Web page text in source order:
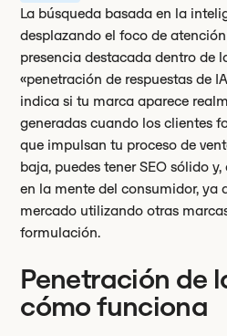
La búsqueda basada en la
desplazando el foco de
presencia destacada dentro de
«penetración de respuestas de
indica si tu marca aparece
generadas cuando los clientes
que impulsan tu proceso de
baja, puedes tener SEO sólido
en la mente del consumidor, ya
mercado utilizando otras
formulación.
Penetración de
cómo funciona